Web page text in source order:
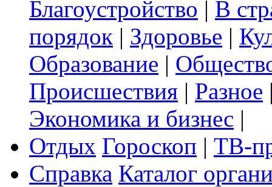
Благоустройство | В
порядок | Здоровье |
Образование |
Происшествия | Разное
Экономика и бизнес |
Отдых Гороскоп | ТВ-
Справка Каталог